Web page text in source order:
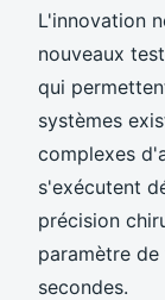
L'innovation
nouveaux
qui
systèmes
complexes
s'exécutent
précision
paramètre
secondes.